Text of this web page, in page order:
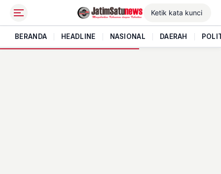
BERANDA HEADLINE NASIONAL DAERAH